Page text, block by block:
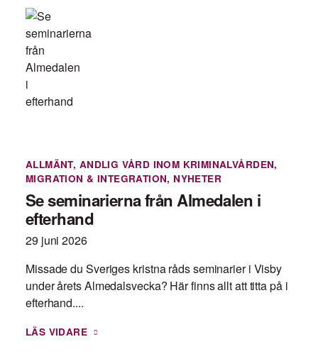
ALLMÄNT, ANDLIG VÅRD INOM KRIMINALVÅRDEN,
MIGRATION & INTEGRATION, NYHETER
Se seminarierna från Almedalen i
efterhand
29 juni 2026
Missade du Sveriges kristna råds seminarier i Visby
under årets Almedalsvecka? Här finns allt att titta på i
efterhand....
LÄS VIDARE